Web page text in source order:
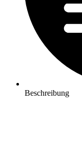
Beschreibung